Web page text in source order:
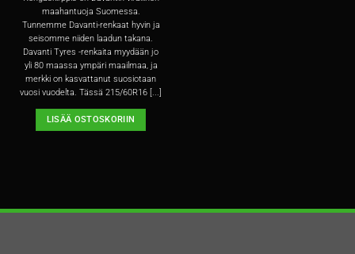
maahantuoja Suomessa.
Tunnemme Davanti-renkaat hyvin ja
seisomme niiden laadun takana.
Davanti Tyres -renkaita myydään jo
yli 80 maassa ympäri maailmaa, ja
merkki on kasvattanut suosiotaan
vuosi vuodelta. Tässä 215/60R16 [...]
LISÄÄ OSTOSKORIIN